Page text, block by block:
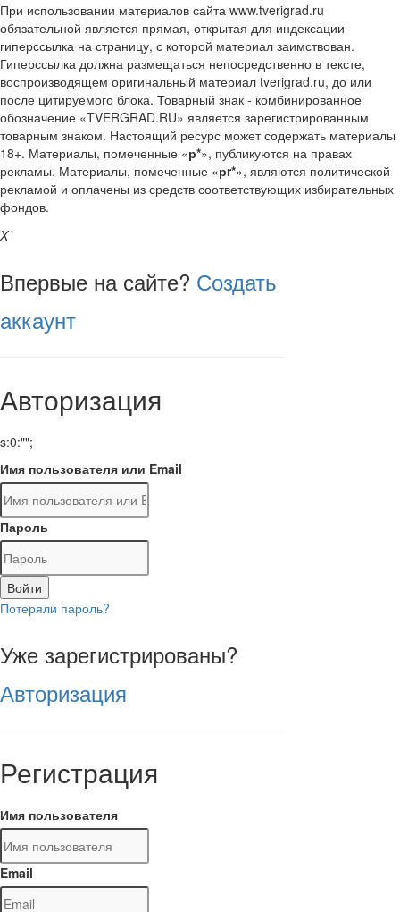
При использовании материалов сайта www.tverigrad.ru
обязательной является прямая, открытая для индексации
гиперссылка на страницу, с которой материал заимствован.
Гиперссылка должна размещаться непосредственно в тексте,
воспроизводящем оригинальный материал tverigrad.ru, до или
после цитируемого блока. Товарный знак - комбинированное
обозначение «TVERGRAD.RU» является зарегистрированным
товарным знаком. Настоящий ресурс может содержать материалы
18+. Материалы, помеченные «р*», публикуются на правах
рекламы. Материалы, помеченные «рr*», являются политической
рекламой и оплачены из средств соответствующих избирательных
фондов.
X
Впервые на сайте? Создать
аккаунт
Авторизация
s:0:"";
Имя пользователя или Email
Пароль
Войти
Потеряли пароль?
Уже зарегистрированы?
Авторизация
Регистрация
Имя пользователя
Email